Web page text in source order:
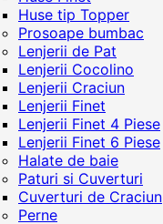
Huse tip Topper
Prosoape bumbac
Lenjerii de Pat
Lenjerii Cocolino
Lenjerii Craciun
Lenjerii Finet
Lenjerii Finet 4 Piese
Lenjerii Finet 6 Piese
Halate de baie
Paturi si Cuverturi
Cuverturi de Craciun
Perne